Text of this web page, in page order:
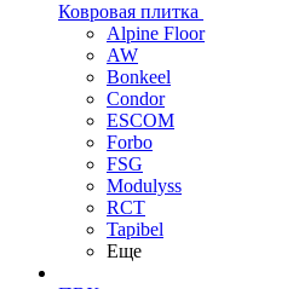
Ковровая плитка
Alpine Floor
AW
Bonkeel
Condor
ESCOM
Forbo
FSG
Modulyss
RCT
Tapibel
Еще